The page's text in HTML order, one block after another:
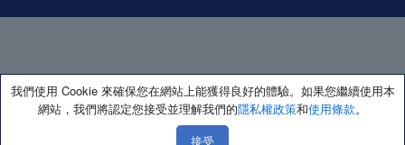
我們使用 Cookie 來確保您在網站上能獲得良好的體驗。如果您繼續使用本
網站，我們將認定您接受並理解我們的隱私權政策和使用條款。
接受